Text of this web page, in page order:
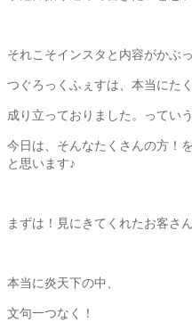
それこそインスタと内容がかぶ
つぐろっくふぇすは、本当にた
成り立っておりました。っていう
今日は、そんなたくさんの方！
と思います♪
まずは！見にきてくれたお客さ
本当に炎天下の中、
文句一つなく！